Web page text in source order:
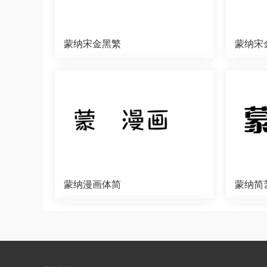
蒙纳宋金黑繁 蒙纳宋
蒙纳漫画体简 蒙纳简